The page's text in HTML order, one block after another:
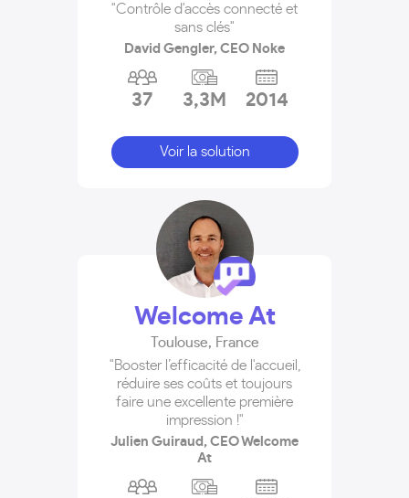
"Contrôle d'accès connecté et
sans clés"
David Gengler, CEO Noke
37 3,3M 2014
Voir la solution
Welcome At
Toulouse, France
"Booster l’efficacité de l'accueil,
réduire ses coûts et toujours
faire une excellente première
impression !"
Julien Guiraud, CEO Welcome
At